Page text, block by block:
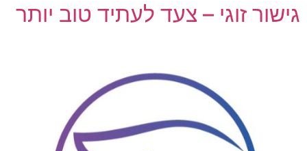
גישור זוגי – צעד לעתיד טוב יותר